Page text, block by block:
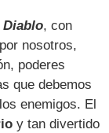
Diablo, con
nosotros,
poderes
que debemos
enemigos. El
y tan divertido